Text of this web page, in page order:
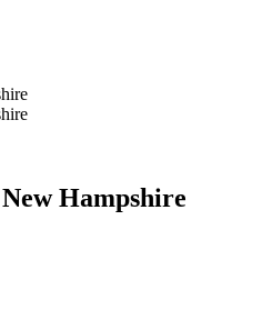
Hampshire